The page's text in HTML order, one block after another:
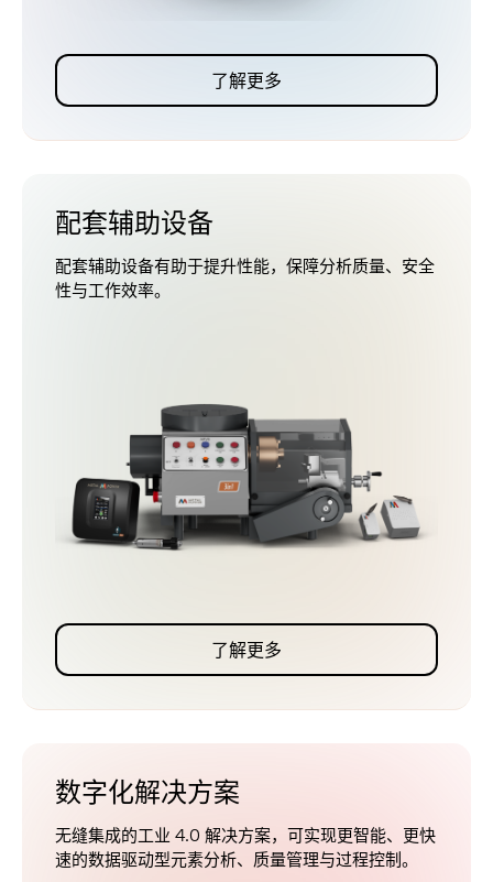
了解更多
配套辅助设备
配套辅助设备有助于提升性能，保障分析质量、安全
性与工作效率。
了解更多
数字化解决方案
无缝集成的工业 4.0 解决方案，可实现更智能、更快
速的数据驱动型元素分析、质量管理与过程控制。